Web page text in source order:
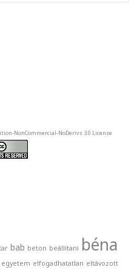
NonCommercial-NoDerivs 3.0 License
bab beton beállítani béna
egyetem elfogadhatatlan eltávozott